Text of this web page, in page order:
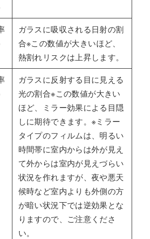
ガラスに吸収される日射の割
合※この数値が大きいほど、
熱割れリスクは上昇します。
ガラスに反射する目に見える
光の割合※この数値が大きい
ほど、ミラー効果による目隠
しに期待できます。※ミラー
タイプのフィルムは、明るい
時間帯に室内からは外が見え
て外からは室内が見えづらい
状況を作れますが、夜や悪天
候時など室内よりも外側の方
が暗い状況下では逆効果とな
りますので、ご注意くださ
い。